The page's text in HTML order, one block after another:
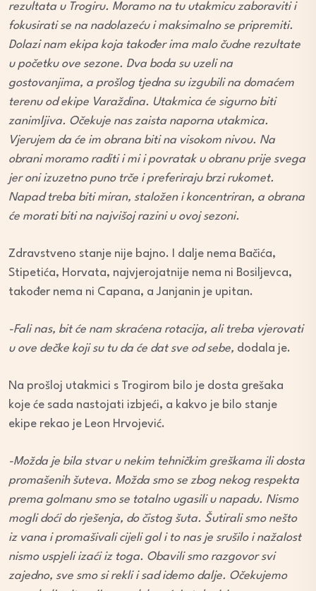
rezultata u Trogiru. Moramo na tu utakmicu zaboraviti i
fokusirati se na nadolazeću i maksimalno se pripremiti.
Dolazi nam ekipa koja također ima malo čudne rezultate
u početku ove sezone. Dva boda su uzeli na
gostovanjima, a prošlog tjedna su izgubili na domaćem
terenu od ekipe Varaždina. Utakmica će sigurno biti
zanimljiva. Očekuje nas zaista naporna utakmica.
Vjerujem da će im obrana biti na visokom nivou. Na
obrani moramo raditi i mi i povratak u obranu prije svega
jer oni izuzetno puno trče i preferiraju brzi rukomet.
Napad treba biti miran, staložen i koncentriran, a obrana
će morati biti na najvišoj razini u ovoj sezoni.
Zdravstveno stanje nije bajno. I dalje nema Bačića,
Stipetića, Horvata, najvjerojatnije nema ni Bosiljevca,
također nema ni Capana, a Janjanin je upitan.
-Fali nas, bit će nam skraćena rotacija, ali treba vjerovati
u ove dečke koji su tu da će dat sve od sebe, dodala je.
Na prošloj utakmici s Trogirom bilo je dosta grešaka
koje će sada nastojati izbjeći, a kakvo je bilo stanje
ekipe rekao je Leon Hrvojević.
-Možda je bila stvar u nekim tehničkim greškama ili dosta
promašenih šuteva. Možda smo se zbog nekog respekta
prema golmanu smo se totalno ugasili u napadu. Nismo
mogli doći do rješenja, do čistog šuta. Šutirali smo nešto
iz vana i promašivali cijeli gol i to nas je srušilo i nažalost
nismo uspjeli izaći iz toga. Obavili smo razgovor svi
zajedno, sve smo si rekli i sad idemo dalje. Očekujemo